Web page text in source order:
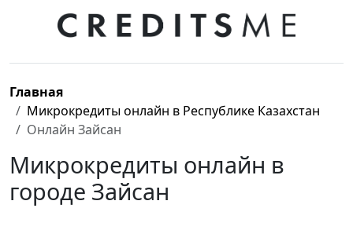
Главная
Микрокредиты онлайн в Республике Казахстан
Онлайн Зайсан
Микрокредиты онлайн в
городе Зайсан